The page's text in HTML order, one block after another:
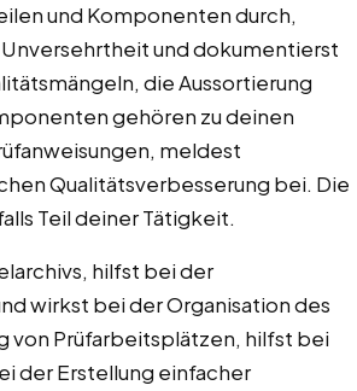
und Komponenten durch,
und dokumentierst
die Aussortierung
gehören zu deinen
meldest
Qualitätsverbesserung bei. Die
Teil deiner Tätigkeit.
hilfst bei der
wirkst bei der Organisation des
von Prüfarbeitsplätzen, hilfst bei
der Erstellung einfacher